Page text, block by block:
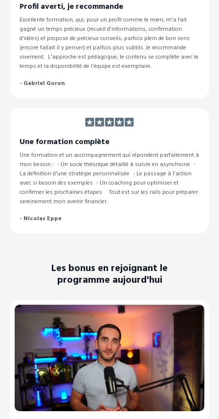
Profil averti, je recommande
Excellente formation, qui, pour un profil comme le mien, m'a fait
gagné un temps précieux (recueil d'informations, confirmation
d'idées) et propose de précieux conseils, parfois plein de bon sens
(encore fallait il y penser) et parfois plus subtils. Je recommande
vivement. L'approche est pédagogue, le contenu se complète avec le
temps et la disponibilité de l'équipe est exemplaire.
- Gabriel Goron
Une formation complète
Une formation et un accompagnement qui répondent parfaitement à
mon besoin : - Un socle théorique détaillé à suivre en asynchrone -
La définition d'une stratégie personnalisée - Le passage à l'action
avec si besoin des exemples - Un coaching pour optimiser et
confirmer les prochaines étapes Tout est sur les rails pour préparer
sereinement mon avenir financier.
- Nicolas Eppe
Les bonus en rejoignant le
programme aujourd'hui